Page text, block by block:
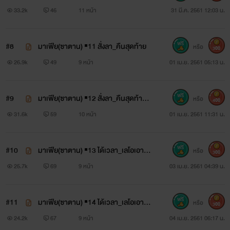
(R25++)
33.2k 46 11 หน้า 31 มี.ค. 2561 12:03 น.
#8 มาเฟีย(ซาตาน) ▪11 สั่งลา_คืนสุดท้าย
26.9k 49 9 หน้า 01 เม.ย. 2561 05:13 น.
หรือ 300
#9
มาเฟีย(ซาตาน) ▪12 สั่งลา_คืนสุดท้าย_
HOT (R25++)
31.6k 59 10 หน้า 01 เม.ย. 2561 11:31 น.
หรือ 400
#10
มาเฟีย(ซาตาน) ▪13 ได้เวลา_เลโอเอาคื
น #1
25.7k 69 9 หน้า 03 เม.ย. 2561 04:39 น.
หรือ 300
#11
มาเฟีย(ซาตาน) ▪14 ได้เวลา_เลโอเอาคื
น #2
24.2k 67 9 หน้า 04 เม.ย. 2561 06:17 น.
หรือ 300